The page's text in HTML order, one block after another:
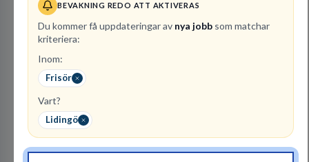
BEVAKNING REDO ATT AKTIVERAS
Du kommer få uppdateringar av nya jobb som matchar
kriteriera:
Inom:
Frisör
Vart?
Lidingö
2lediga jobb
Vår kombination av immaterialrätt och